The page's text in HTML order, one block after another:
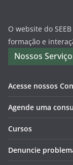
O website do
formação e
Nossos
Acesse nossos
Agende uma
Cursos
Denuncie